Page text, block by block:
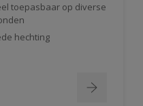
toepasbaar op diverse
hechting